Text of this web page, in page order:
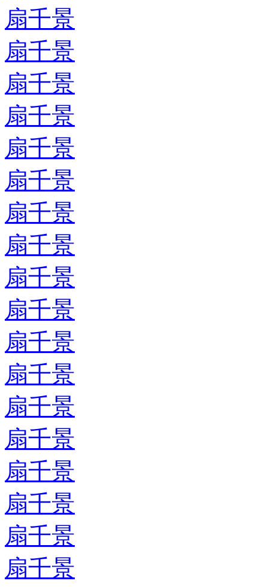
扇千景
扇千景
扇千景
扇千景
扇千景
扇千景
扇千景
扇千景
扇千景
扇千景
扇千景
扇千景
扇千景
扇千景
扇千景
扇千景
扇千景
扇千景